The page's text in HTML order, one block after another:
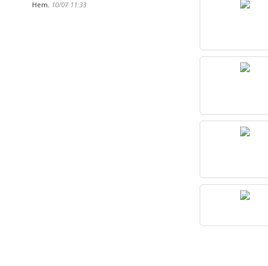
Hem, 10/07 11:33